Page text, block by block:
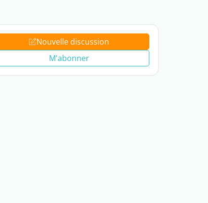
Nouvelle discussion
M'abonner